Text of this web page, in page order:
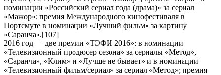
номинации «Российский сериал года (драма)» за сериал
«Мажор»; премия Международного кинофестиваля в
Портсмуте в номинации «Лучший фильм» за картину
«Саранча».[107]
2016 год — две премии «ТЭФИ 2016»: в номинации
«Телевизионный продюсер сезона» за сериалы «Метод»,
«Саранча», «Клим» и «Лучше не бывает» и в номинации
«Телевизионный фильм/сериал» за сериал «Метод»; премия